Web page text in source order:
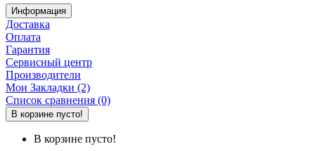
Информация
Доставка
Оплата
Гарантия
Сервисный центр
Производители
Мои Закладки (2)
Список сравнения (0)
В корзине пусто!
В корзине пусто!